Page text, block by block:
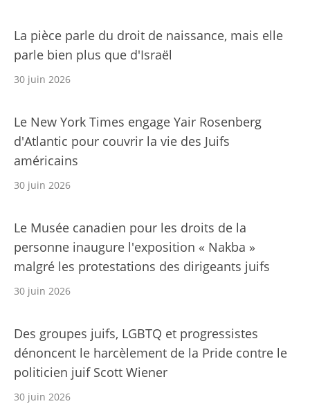
La pièce parle du droit de naissance, mais elle
parle bien plus que d'Israël
30 juin 2026
Le New York Times engage Yair Rosenberg
d'Atlantic pour couvrir la vie des Juifs
américains
30 juin 2026
Le Musée canadien pour les droits de la
personne inaugure l'exposition « Nakba »
malgré les protestations des dirigeants juifs
30 juin 2026
Des groupes juifs, LGBTQ et progressistes
dénoncent le harcèlement de la Pride contre le
politicien juif Scott Wiener
30 juin 2026